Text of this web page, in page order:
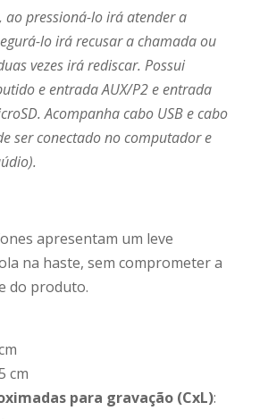
ao pressioná-lo irá atender a
lo irá recusar a chamada ou
vezes irá rediscar. Possui
e entrada AUX/P2 e entrada
Acompanha cabo USB e cabo
ser conectado no computador e
apresentam um leve
na haste, sem comprometer a
do produto.
cm
para gravação(CxL):